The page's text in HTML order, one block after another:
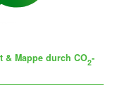
& Mappe durch CO2-